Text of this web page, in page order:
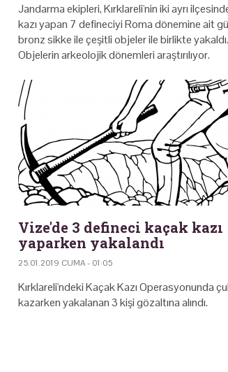
Jandarma ekipleri, Kırklareli'nin iki ayrı
kazı yapan 7 defineciyi Roma dönemine ait
bronz sikke ile çeşitli objeler ile birlikte yakaldı.
Objelerin arkeolojik dönemleri araştırılıyor.
Vize'de 3 defineci kaçak kazı
yaparken yakalandı
25.01.2019 CUMA - 01:05
Kırklareli'ndeki Kaçak Kazı Operasyonunda
kazarken yakalanan 3 kişi gözaltına alındı.